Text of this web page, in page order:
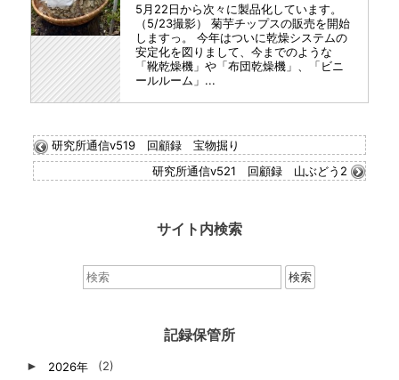
5月22日から次々に製品化しています。
（5/23撮影） 菊芋チップスの販売を開始
しますっ。 今年はついに乾燥システムの
安定化を図りまして、今までのような
「靴乾燥機」や「布団乾燥機」、「ビニ
ールルーム」...
研究所通信v519 回顧録 宝物掘り
研究所通信v521 回顧録 山ぶどう2
サイト内検索
索：
記録保管所
► 2026年
(2)